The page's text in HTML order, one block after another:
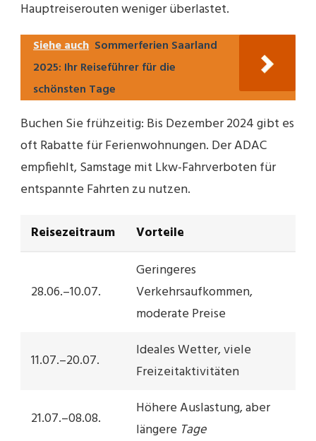
Hauptreiserouten weniger überlastet.
Siehe auch Sommerferien Saarland
2025: Ihr Reiseführer für die
schönsten Tage
Buchen Sie frühzeitig: Bis Dezember 2024 gibt es
oft Rabatte für Ferienwohnungen. Der ADAC
empfiehlt, Samstage mit Lkw-Fahrverboten für
entspannte Fahrten zu nutzen.
Reisezeitraum Vorteile
28.06.–10.07.
Geringeres
Verkehrsaufkommen,
moderate Preise
11.07.–20.07.
Ideales Wetter, viele
Freizeitaktivitäten
21.07.–08.08.
Höhere Auslastung, aber
längere Tage